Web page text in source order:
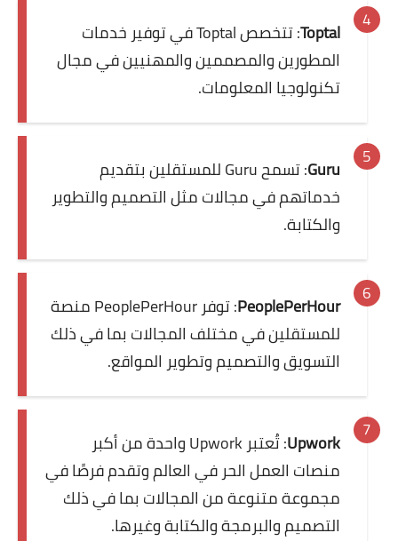
Toptal
: تتخصص Toptal في توفير خدمات
المطورين والمصممين والمهنيين في مجال
تكنولوجيا المعلومات.
Guru
: تسمح Guru للمستقلين بتقديم
خدماتهم في مجالات مثل التصميم والتطوير
والكتابة.
PeoplePerHour
: توفر PeoplePerHour منصة
للمستقلين في مختلف المجالات بما في ذلك
التسويق والتصميم وتطوير المواقع.
Upwork
: تُعتبر Upwork واحدة من أكبر
منصات العمل الحر في العالم وتقدم فرصًا في
مجموعة متنوعة من المجالات بما في ذلك
التصميم والبرمجة والكتابة وغيرها.